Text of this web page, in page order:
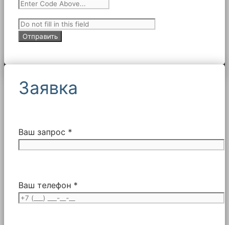
Заявка
Ваш запрос *
Ваш телефон *